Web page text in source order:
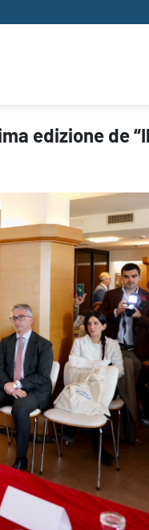
e Vieste - PRESS
edizione de